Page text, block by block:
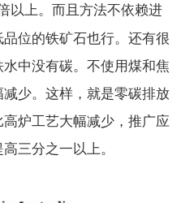
以上。而且方法不依赖进
位的铁矿石也行。还有很
中没有碳。不使用煤和焦
少。这样，就是零碳排放
炉工艺大幅减少，推广应
三分之一以上。